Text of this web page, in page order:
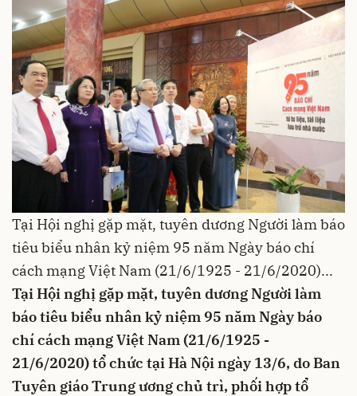
Tại Hội nghị gặp mặt, tuyên dương Người làm báo
tiêu biểu nhân kỷ niệm 95 năm Ngày báo chí
cách mạng Việt Nam (21/6/1925 - 21/6/2020)...
Tại Hội nghị gặp mặt, tuyên dương Người làm
báo tiêu biểu nhân kỷ niệm 95 năm Ngày báo
chí cách mạng Việt Nam (21/6/1925 -
21/6/2020) tổ chức tại Hà Nội ngày 13/6, do Ban
Tuyên giáo Trung ương chủ trì, phối hợp tổ